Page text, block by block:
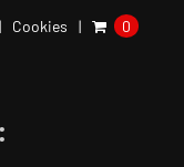
Cookies 0